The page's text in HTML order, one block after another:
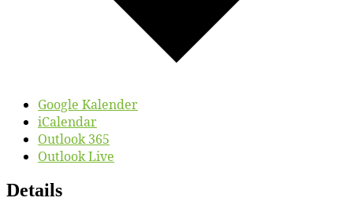
Google Kalender
iCalendar
Outlook 365
Outlook Live
Details